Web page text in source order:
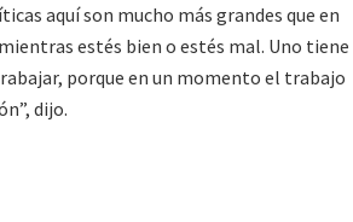
aquí son mucho más grandes que en
estés bien o estés mal. Uno tiene
porque en un momento el trabajo
dijo.